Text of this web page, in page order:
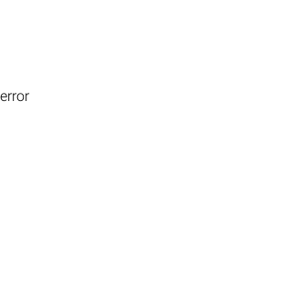
error